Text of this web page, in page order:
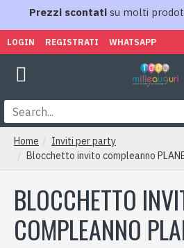
Prezzi scontati su molti
LOGIN REGISTRATI WHATSAPP
Home
Inviti per party
Blocchetto invito compleanno
BLOCCHETTO
COMPLEANNO